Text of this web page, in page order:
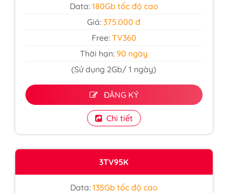
Data: 180Gb tốc độ cao
Giá:375.000 đ
Free: TV360
Thời hạn:90 ngày
(Sử dụng 2Gb/ 1 ngày)
ĐĂNG KÝ
Chi tiết
3TV95K
Data: 135Gb tốc độ cao